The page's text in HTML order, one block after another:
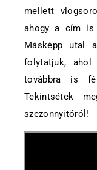
mellett
ahogy a cím is
Másképp utal
folytatjuk, ahol
továbbra is
Tekintsétek
szezonnyitóról!